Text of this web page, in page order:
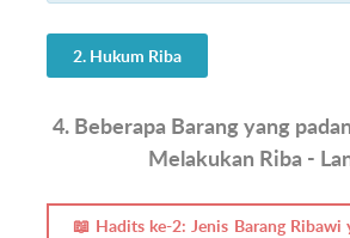
2. Hukum Riba
4. Beberapa Barang yang
Melakukan Riba -
📖 Hadits ke-2: Jenis Barang Ribawi